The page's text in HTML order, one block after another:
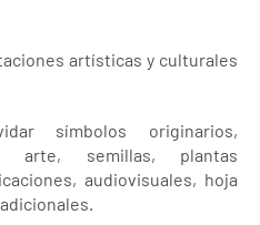
artísticas y culturales
símbolos originarios,
arte, semillas, plantas
audiovisuales, hoja